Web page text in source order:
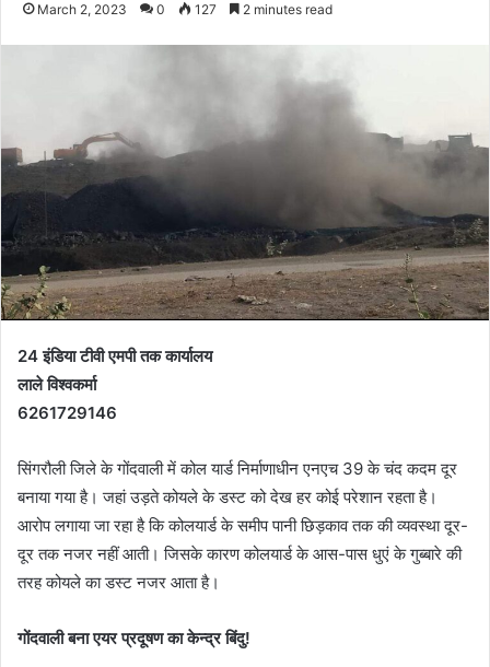
March 2, 2023 0 127 2 minutes read
24 इंडिया टीवी एमपी तक कार्यालय
लाले विश्वकर्मा
6261729146
सिंगरौली जिले के गोंदवाली में कोल यार्ड निर्माणाधीन एनएच 39 के चंद कदम दूर
बनाया गया है। जहां उड़ते कोयले के डस्ट को देख हर कोई परेशान रहता है।
आरोप लगाया जा रहा है कि कोलयार्ड के समीप पानी छिड़काव तक की व्यवस्था दूर-
दूर तक नजर नहीं आती। जिसके कारण कोलयार्ड के आस-पास धुएं के गुब्बारे की
तरह कोयले का डस्ट नजर आता है।
गोंदवाली बना एयर प्रदूषण का केन्द्र बिंदु!